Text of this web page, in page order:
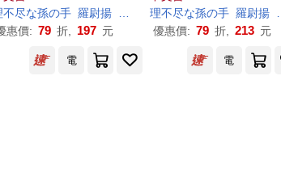
不尽な孫の手 羅尉揚
シロタカ
惠價: 79 折, 197 元
理不尽な孫の手 羅尉揚
優惠價: 79 折, 213 元
電 電